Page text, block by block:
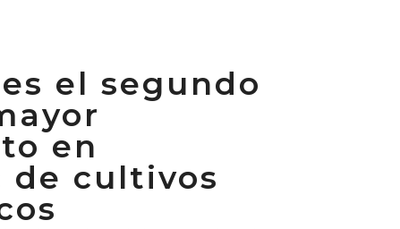
el segundo
en
de cultivos